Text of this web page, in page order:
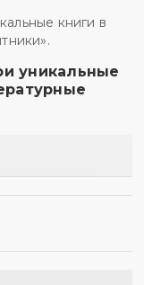
уникальные